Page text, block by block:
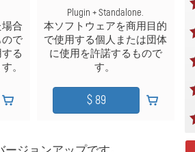
合
で
る
。
Plugin + Standalone.
本ソフトウェアを商用目的
で使用する個人または団体
に使用を許諾するもので
す。
$ 89